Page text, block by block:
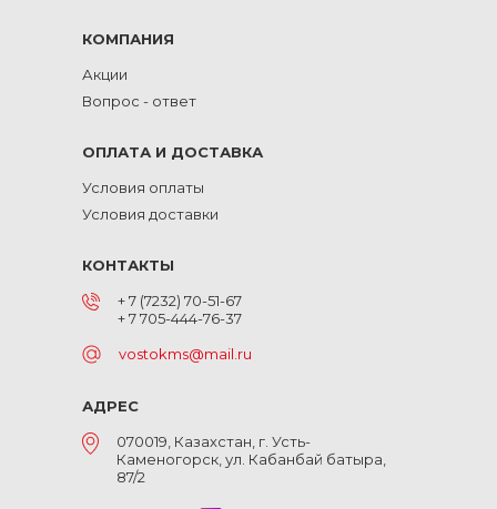
КОМПАНИЯ
Акции
Вопрос - ответ
ОПЛАТА И ДОСТАВКА
Условия оплаты
Условия доставки
КОНТАКТЫ
+ 7 (7232) 70-51-67
+ 7 705-444-76-37
vostokms@mail.ru
АДРЕС
070019, Казахстан, г. Усть-
Каменогорск, ул. Кабанбай батыра,
87/2